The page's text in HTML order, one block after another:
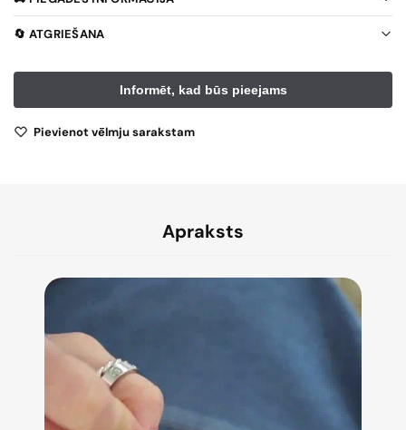
🔄 ATGRIEŠANA
Pievienot vēlmju sarakstam
Apraksts